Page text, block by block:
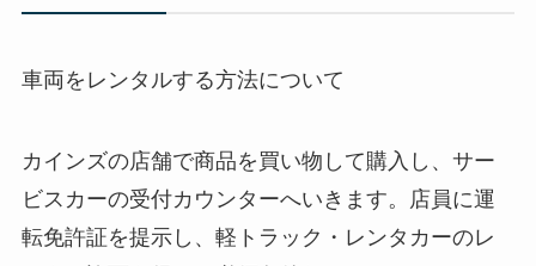
車両をレンタルする方法について
カインズの店舗で商品を買い物して購入し、サー
ビスカーの受付カウンターへいきます。店員に運
転免許証を提示し、軽トラック・レンタカーのレ